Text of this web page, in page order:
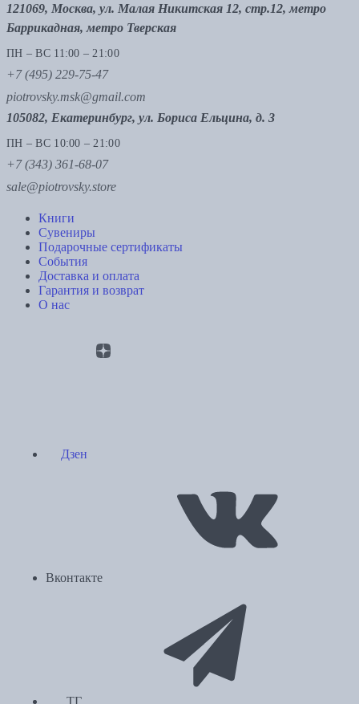
121069, Москва, ул. Малая Никитская 12, стр.12, метро
Баррикадная, метро Тверская
ПН – ВС 11:00 – 21:00
+7 (495) 229-75-47
piotrovsky.msk@gmail.com
105082, Екатеринбург, ул. Бориса Ельцина, д. 3
ПН – ВС 10:00 – 21:00
+7 (343) 361-68-07
sale@piotrovsky.store
Книги
Сувениры
Подарочные сертификаты
События
Доставка и оплата
Гарантия и возврат
О нас
Дзен
Вконтакте
ТГ